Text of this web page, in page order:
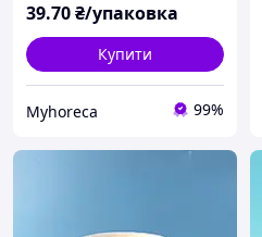
39.70₴/упаковка
Купити
Myhoreca 99%